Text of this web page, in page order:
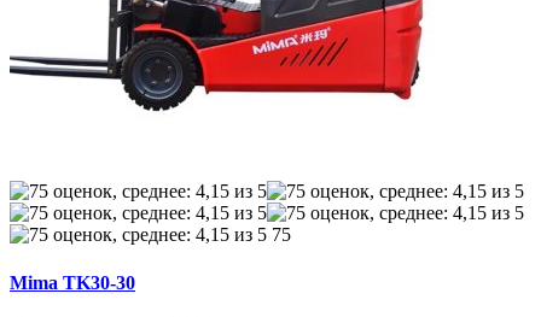
75
Mima TK30-30